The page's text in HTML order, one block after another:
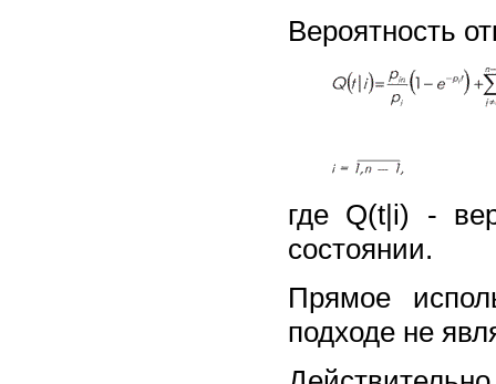
Вероятность
где Q(t|i) -
состоянии.
Прямое
подходе не